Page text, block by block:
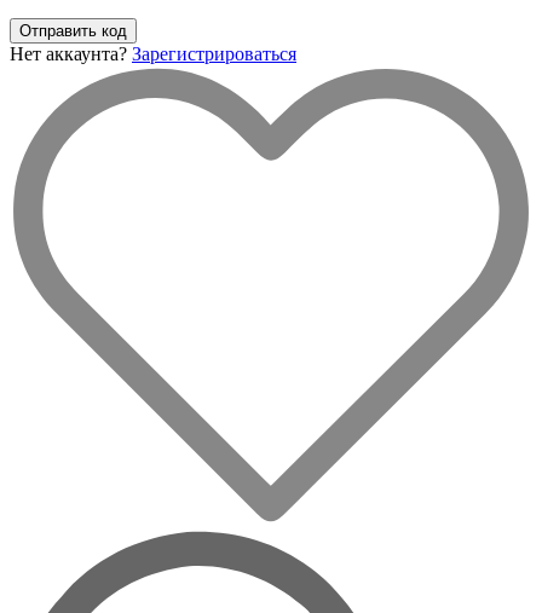
Отправить код
Нет аккаунта? Зарегистрироваться